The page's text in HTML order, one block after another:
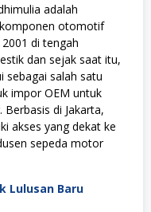
adalah
otomotif
di tengah
dan sejak saat itu,
sebagai salah satu
impor OEM untuk
di Jakarta,
akses yang dekat ke
sepeda motor
Lulusan Baru